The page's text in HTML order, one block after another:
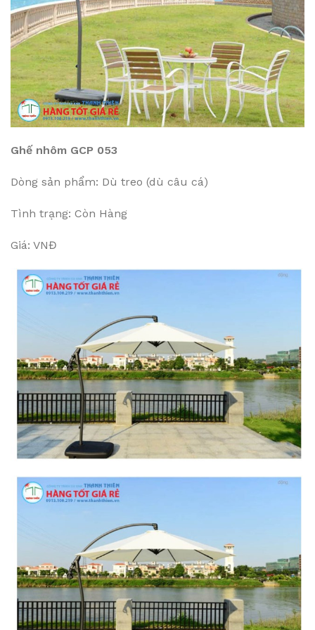
Ghế nhôm GCP 053
Dòng sản phẩm: Dù treo (dù câu cá)
Tình trạng: Còn Hàng
Giá: VNĐ